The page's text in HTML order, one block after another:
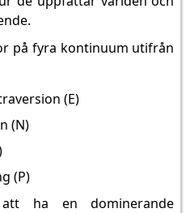
på fyra kontinuum utifrån
(E)
(N)
(P)
ha en dominerande